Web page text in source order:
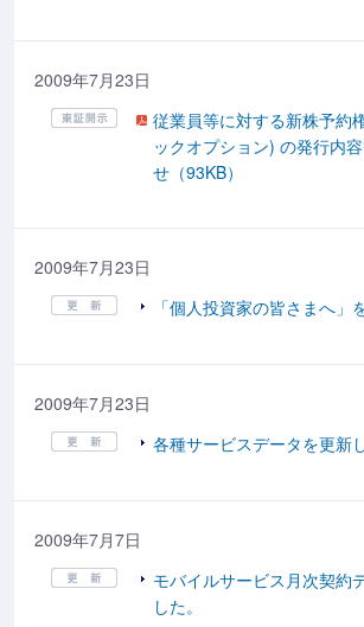
2009年7月23日
従業員等に対する新株予約
ックオプション) の発行内
せ（93KB）
2009年7月23日
「個人投資家の皆さまへ」
2009年7月23日
各種サービスデータを更新
2009年7月7日
モバイルサービス月次契約
した。